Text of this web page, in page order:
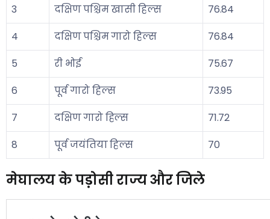
3
दक्षिण पश्चिम खासी हिल्स
76.84
4
दक्षिण पश्चिम गारो हिल्स
76.84
5
री भोई
75.67
6
पूर्व गारो हिल्स
73.95
7
दक्षिण गारो हिल्स
71.72
8
पूर्व जयंतिया हिल्स 70
मेघालय के पड़ोसी राज्य और जिले